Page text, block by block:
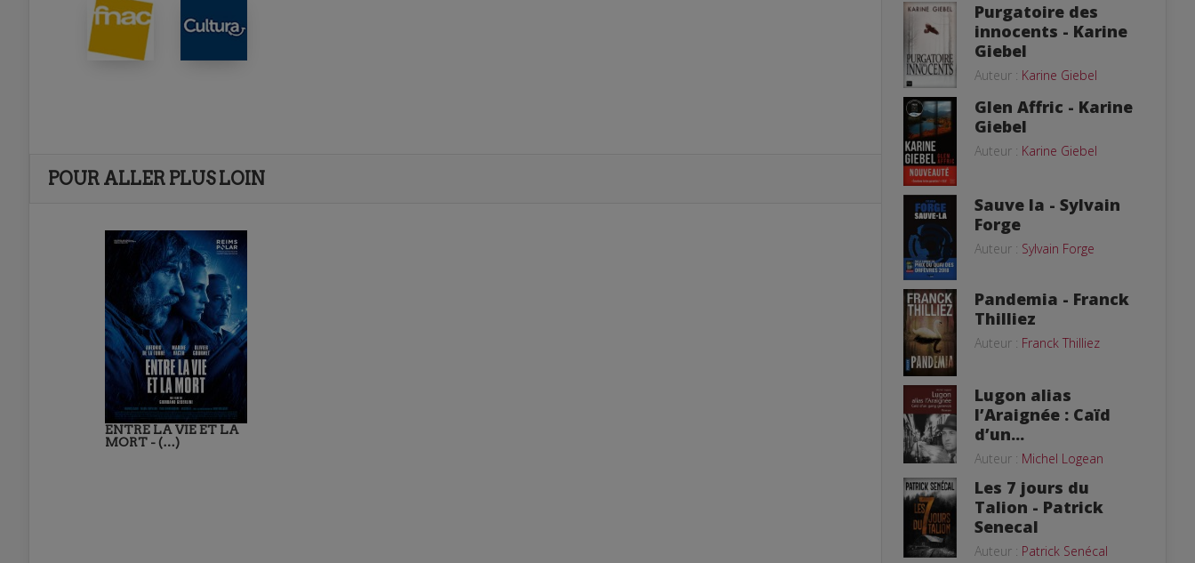
POUR ALLER PLUS LOIN
ENTRE LA VIE ET LA
MORT - (…)
Purgatoire des
innocents - Karine
Giebel
Auteur : Karine Giebel
Glen Affric - Karine
Giebel
Auteur : Karine Giebel
Sauve la - Sylvain
Forge
Auteur : Sylvain Forge
Pandemia - Franck
Thilliez
Auteur : Franck Thilliez
Lugon alias
l’Araignée : Caïd
d’un...
Auteur : Michel Logean
Les 7 jours du
Talion - Patrick
Senecal
Auteur : Patrick Senécal